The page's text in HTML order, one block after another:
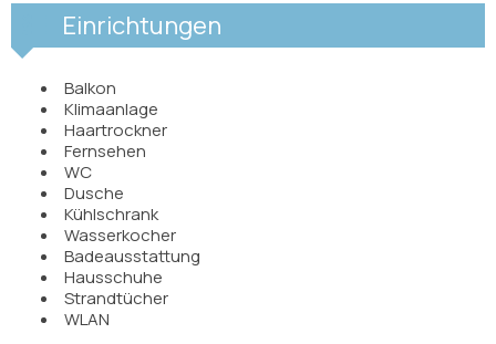
Einrichtungen
Balkon
Klimaanlage
Haartrockner
Fernsehen
WC
Dusche
Kühlschrank
Wasserkocher
Badeausstattung
Hausschuhe
Strandtücher
WLAN